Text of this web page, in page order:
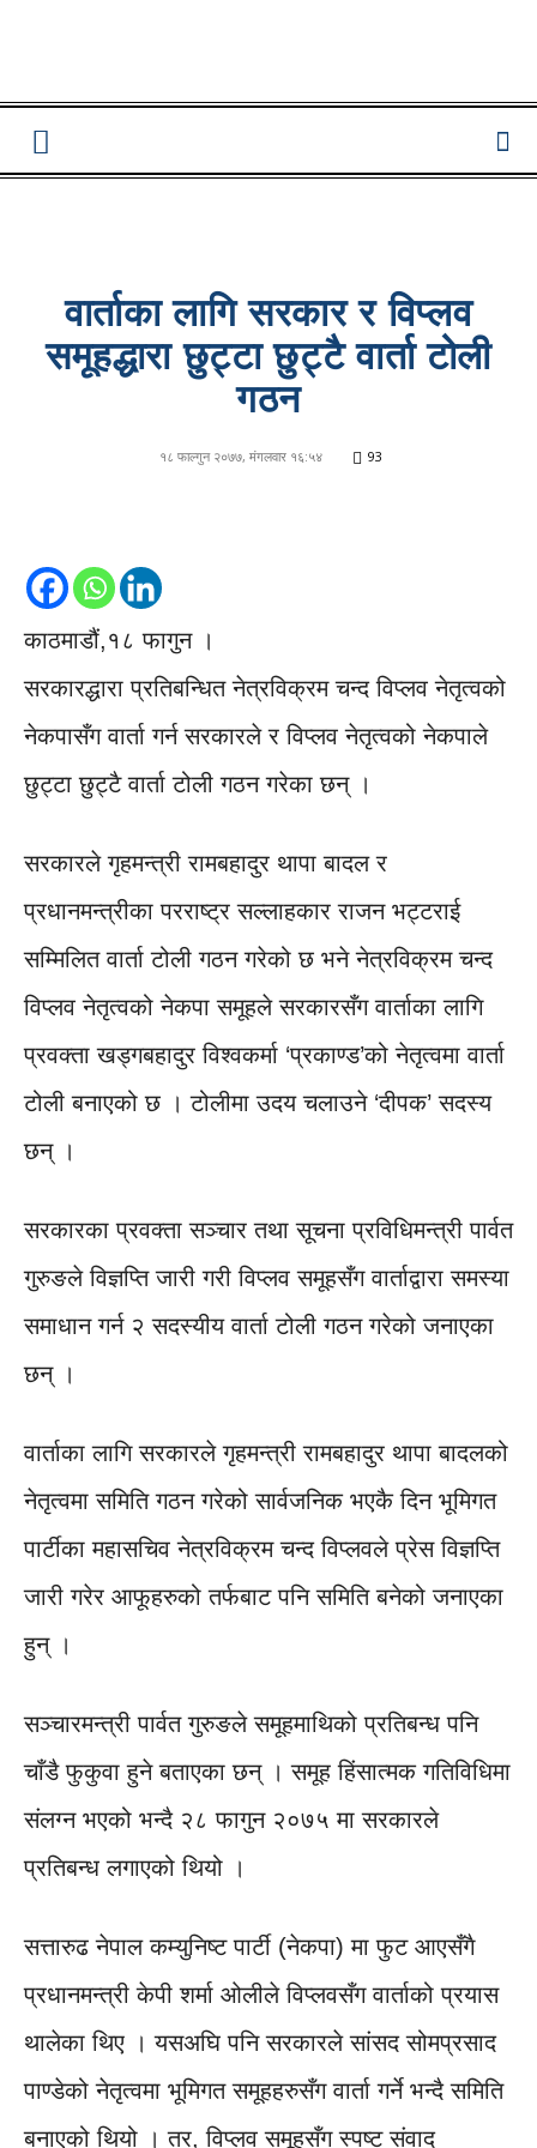
Lumbini
वार्ताका लागि सरकार र विप्लव
समूहद्धारा छुट्टा छुट्टै वार्ता टोली
गठन
१८ फाल्गुन २०७७, मंगलवार १६:५४ 93
काठमाडौं,१८ फागुन ।
सरकारद्धारा प्रतिबन्धित नेत्रविक्रम चन्द विप्लव नेतृत्वको
नेकपासँग वार्ता गर्न सरकारले र विप्लव नेतृत्वको नेकपाले
छुट्टा छुट्टै वार्ता टोली गठन गरेका छन् ।
सरकारले गृहमन्त्री रामबहादुर थापा बादल र
प्रधानमन्त्रीका परराष्ट्र सल्लाहकार राजन भट्टराई
सम्मिलित वार्ता टोली गठन गरेको छ भने नेत्रविक्रम चन्द
विप्लव नेतृत्वको नेकपा समूहले सरकारसँग वार्ताका लागि
प्रवक्ता खड्गबहादुर विश्वकर्मा ‘प्रकाण्ड’को नेतृत्वमा वार्ता
टोली बनाएको छ । टोलीमा उदय चलाउने ‘दीपक’ सदस्य
छन् ।
सरकारका प्रवक्ता सञ्चार तथा सूचना प्रविधिमन्त्री पार्वत
गुरुङले विज्ञप्ति जारी गरी विप्लव समूहसँग वार्ताद्वारा समस्या
समाधान गर्न २ सदस्यीय वार्ता टोली गठन गरेको जनाएका
छन् ।
वार्ताका लागि सरकारले गृहमन्त्री रामबहादुर थापा बादलको
नेतृत्वमा समिति गठन गरेको सार्वजनिक भएकै दिन भूमिगत
पार्टीका महासचिव नेत्रविक्रम चन्द विप्लवले प्रेस विज्ञप्ति
जारी गरेर आफूहरुको तर्फबाट पनि समिति बनेको जनाएका
हुन् ।
सञ्चारमन्त्री पार्वत गुरुङले समूहमाथिको प्रतिबन्ध पनि
चाँडै फुकुवा हुने बताएका छन् । समूह हिंसात्मक गतिविधिमा
संलग्न भएको भन्दै २८ फागुन २०७५ मा सरकारले
प्रतिबन्ध लगाएको थियो ।
सत्तारुढ नेपाल कम्युनिष्ट पार्टी (नेकपा) मा फुट आएसँगै
प्रधानमन्त्री केपी शर्मा ओलीले विप्लवसँग वार्ताको प्रयास
थालेका थिए । यसअघि पनि सरकारले सांसद सोमप्रसाद
पाण्डेको नेतृत्वमा भूमिगत समूहहरुसँग वार्ता गर्ने भन्दै समिति
बनाएको थियो । तर, विप्लव समूहसँग स्पष्ट संवाद